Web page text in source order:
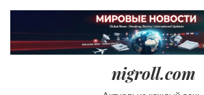
nigroll.com